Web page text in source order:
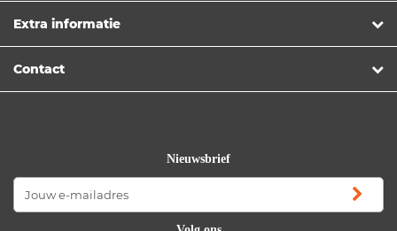
Extra informatie
Contact
Nieuwsbrief